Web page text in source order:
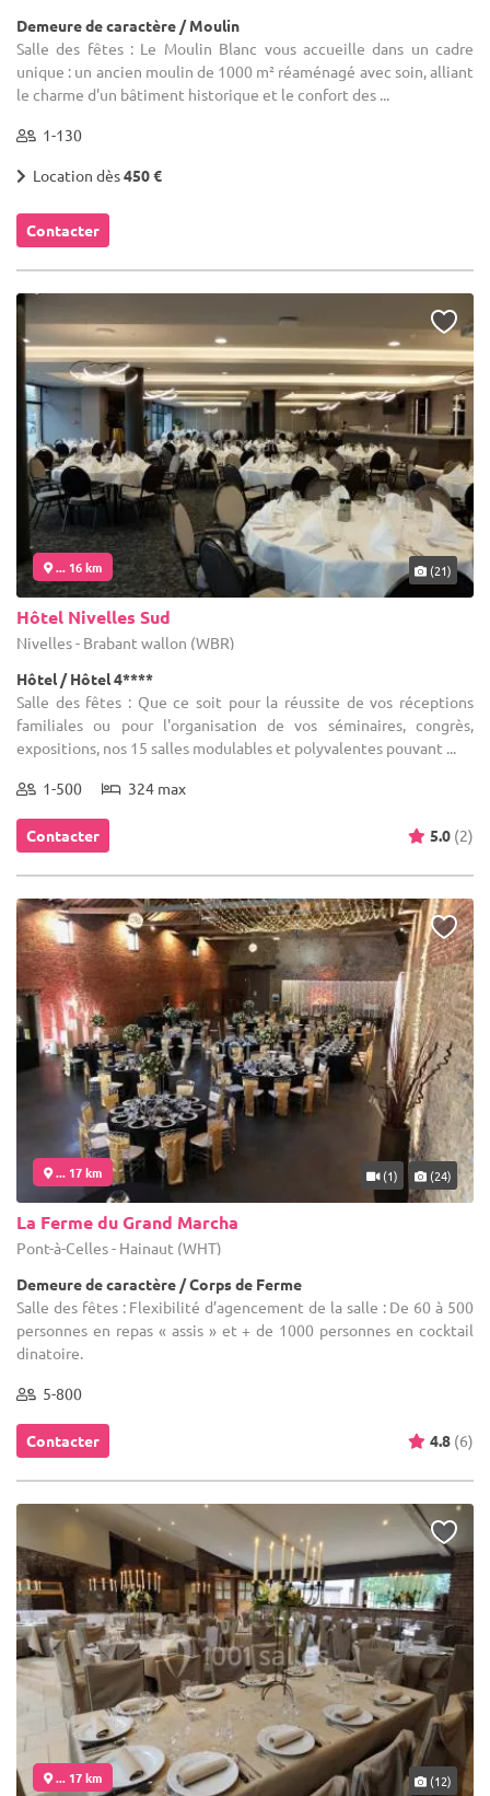
Demeure de caractère / Moulin
Salle des fêtes : Le Moulin Blanc vous accueille dans un cadre
unique : un ancien moulin de 1000 m² réaménagé avec soin, alliant
le charme d'un bâtiment historique et le confort des ...
1-130
Location dès450 €
Contacter
... 16 km (21)
Hôtel Nivelles Sud
Nivelles - Brabant wallon (WBR)
Hôtel / Hôtel 4****
Salle des fêtes : Que ce soit pour la réussite de vos réceptions
familiales ou pour l'organisation de vos séminaires, congrès,
expositions, nos 15 salles modulables et polyvalentes pouvant ...
1-500 324 max
Contacter 5.0 (2)
... 17 km (1) (24)
La Ferme du Grand Marcha
Pont-à-Celles - Hainaut (WHT)
Demeure de caractère / Corps de Ferme
Salle des fêtes : Flexibilité d’agencement de la salle : De 60 à 500
personnes en repas « assis » et + de 1000 personnes en cocktail
dinatoire.
5-800
Contacter 4.8 (6)
... 17 km (12)